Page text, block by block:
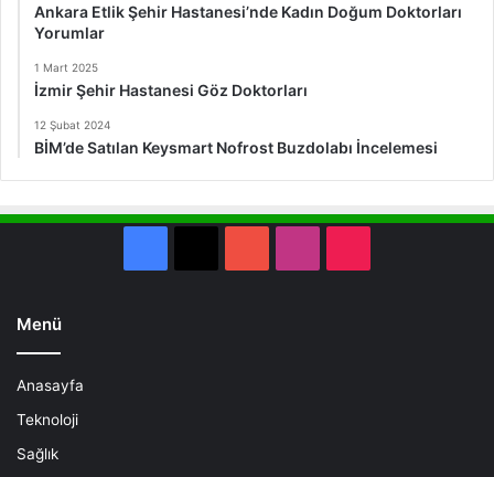
Ankara Etlik Şehir Hastanesi’nde Kadın Doğum Doktorları
Yorumlar
1 Mart 2025
İzmir Şehir Hastanesi Göz Doktorları
12 Şubat 2024
BİM’de Satılan Keysmart Nofrost Buzdolabı İncelemesi
Menü
Anasayfa
Teknoloji
Sağlık